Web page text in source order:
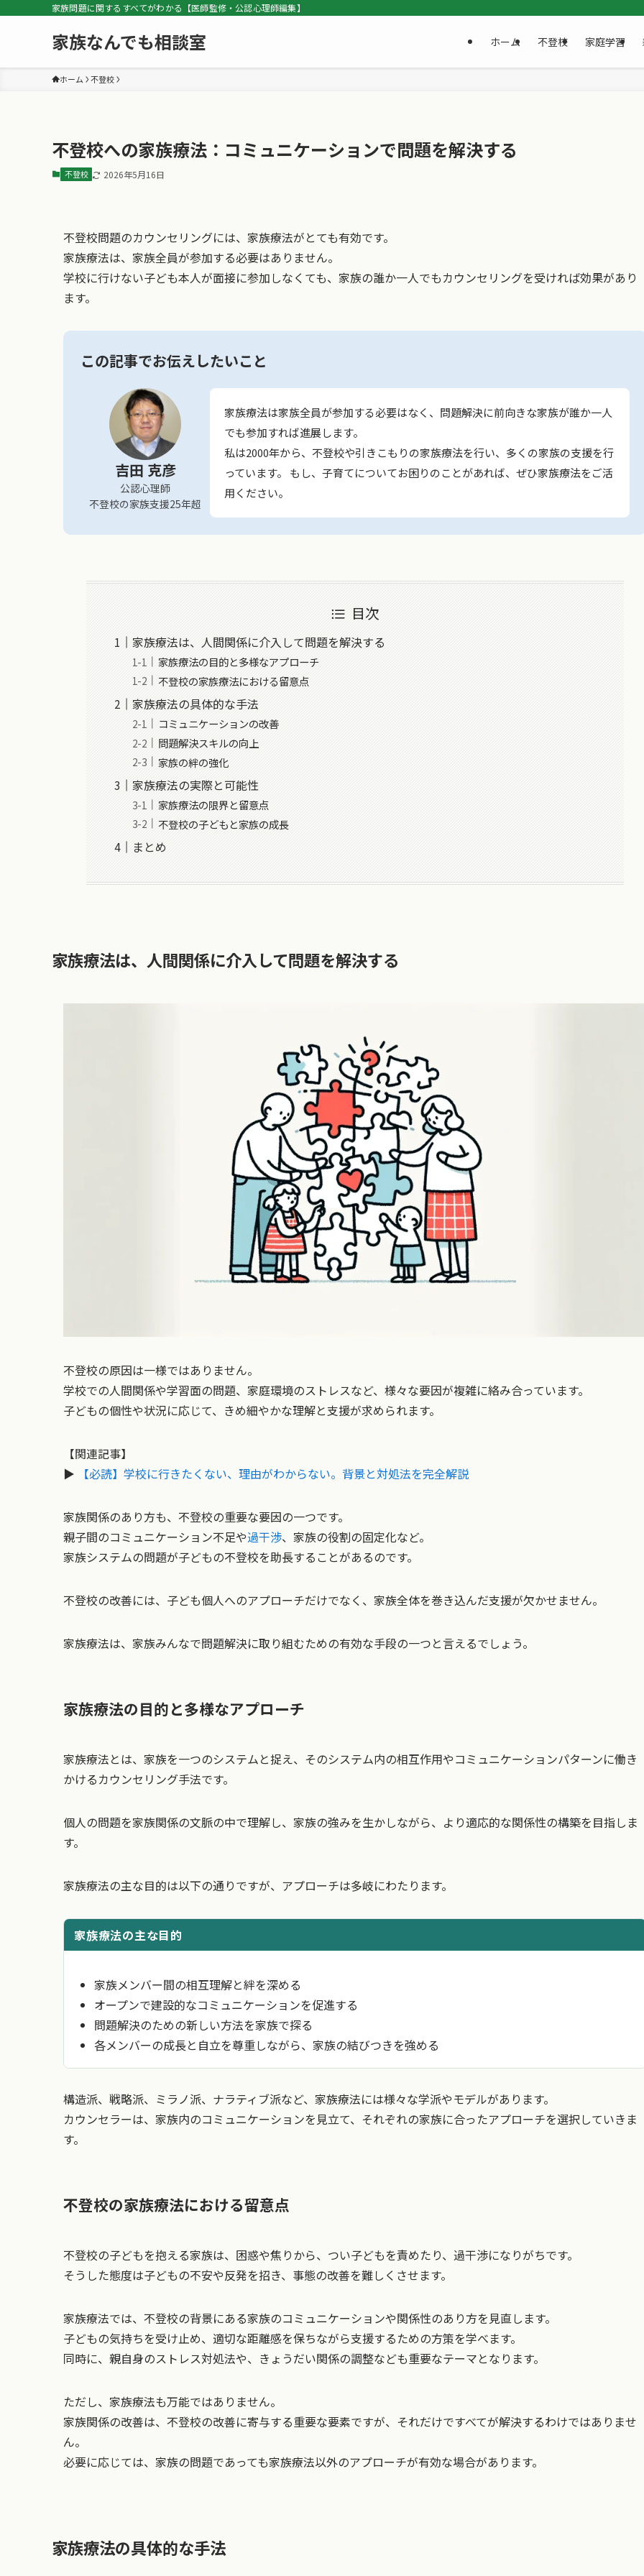
家族問題に関するすべてがわかる【医師監修・公認心理師編集】
家族なんでも相談室 ホーム 不登校 家庭学習
ホーム 不登校
不登校への家族療法：コミュニケーションで問題を解決する
不登校 2026年5月16日
不登校問題のカウンセリングには、家族療法がとても有効です。
家族療法は、家族全員が参加する必要はありません。
学校に行けない子ども本人が面接に参加しなくても、家族の誰か一人でもカウンセリングを受ければ効果があり
ます。
この記事でお伝えしたいこと
吉田 克彦
公認心理師
不登校の家族支援25年超
家族療法は家族全員が参加する必要はなく、問題解決に前向きな家族が誰か一人
でも参加すれば進展します。
私は2000年から、不登校や引きこもりの家族療法を行い、多くの家族の支援を行
っています。 もし、子育てについてお困りのことがあれば、ぜひ家族療法をご活
用ください。
目次
家族療法は、人間関係に介入して問題を解決する
家族療法の目的と多様なアプローチ
不登校の家族療法における留意点
家族療法の具体的な手法
コミュニケーションの改善
問題解決スキルの向上
家族の絆の強化
家族療法の実際と可能性
家族療法の限界と留意点
不登校の子どもと家族の成長
まとめ
家族療法は、人間関係に介入して問題を解決する
不登校の原因は一様ではありません。
学校での人間関係や学習面の問題、家庭環境のストレスなど、様々な要因が複雑に絡み合っています。
子どもの個性や状況に応じて、きめ細やかな理解と支援が求められます。
【関連記事】
▶
【必読】学校に行きたくない、理由がわからない。背景と対処法を完全解説
家族関係のあり方も、不登校の重要な要因の一つです。
親子間のコミュニケーション不足や過干渉、家族の役割の固定化など。
家族システムの問題が子どもの不登校を助長することがあるのです。
不登校の改善には、子ども個人へのアプローチだけでなく、家族全体を巻き込んだ支援が欠かせません。
家族療法は、家族みんなで問題解決に取り組むための有効な手段の一つと言えるでしょう。
家族療法の目的と多様なアプローチ
家族療法とは、家族を一つのシステムと捉え、そのシステム内の相互作用やコミュニケーションパターンに働き
かけるカウンセリング手法です。
個人の問題を家族関係の文脈の中で理解し、家族の強みを生かしながら、より適応的な関係性の構築を目指しま
す。
家族療法の主な目的は以下の通りですが、アプローチは多岐にわたります。
家族療法の主な目的
家族メンバー間の相互理解と絆を深める
オープンで建設的なコミュニケーションを促進する
問題解決のための新しい方法を家族で探る
各メンバーの成長と自立を尊重しながら、家族の結びつきを強める
構造派、戦略派、ミラノ派、ナラティブ派など、家族療法には様々な学派やモデルがあります。
カウンセラーは、家族内のコミュニケーションを見立て、それぞれの家族に合ったアプローチを選択していきま
す。
不登校の家族療法における留意点
不登校の子どもを抱える家族は、困惑や焦りから、つい子どもを責めたり、過干渉になりがちです。
そうした態度は子どもの不安や反発を招き、事態の改善を難しくさせます。
家族療法では、不登校の背景にある家族のコミュニケーションや関係性のあり方を見直します。
子どもの気持ちを受け止め、適切な距離感を保ちながら支援するための方策を学べます。
同時に、親自身のストレス対処法や、きょうだい関係の調整なども重要なテーマとなります。
ただし、家族療法も万能ではありません。
家族関係の改善は、不登校の改善に寄与する重要な要素ですが、それだけですべてが解決するわけではありませ
ん。
必要に応じては、家族の問題であっても家族療法以外のアプローチが有効な場合があります。
家族療法の具体的な手法